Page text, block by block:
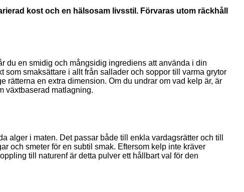
kost och en hälsosam livsstil. Förvaras utom räckhåll
du en smidig och mångsidig ingrediens att använda i din
smaksättare i allt från sallader och soppor till varma grytor
rätterna en extra dimension. Om du undrar om vad kelp är, är
växtbaserad matlagning.
alger i maten. Det passar både till enkla vardagsrätter och till
och smeter för en subtil smak. Eftersom kelp inte kräver
till naturenf är detta pulver ett hållbart val för den